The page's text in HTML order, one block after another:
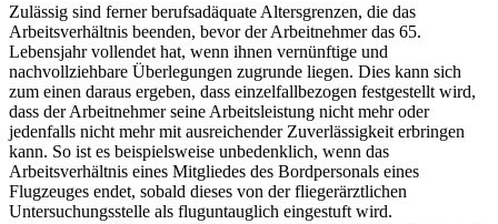
Zulässig sind ferner berufsadäquate Altersgrenzen, die das
Arbeitsverhältnis beenden, bevor der Arbeitnehmer das 65.
Lebensjahr vollendet hat, wenn ihnen vernünftige und
nachvollziehbare Überlegungen zugrunde liegen. Dies kann sich
zum einen daraus ergeben, dass einzelfallbezogen festgestellt wird,
dass der Arbeitnehmer seine Arbeitsleistung nicht mehr oder
jedenfalls nicht mehr mit ausreichender Zuverlässigkeit erbringen
kann. So ist es beispielsweise unbedenklich, wenn das
Arbeitsverhältnis eines Mitgliedes des Bordpersonals eines
Flugzeuges endet, sobald dieses von der fliegerärztlichen
Untersuchungsstelle als fluguntauglich eingestuft wird.